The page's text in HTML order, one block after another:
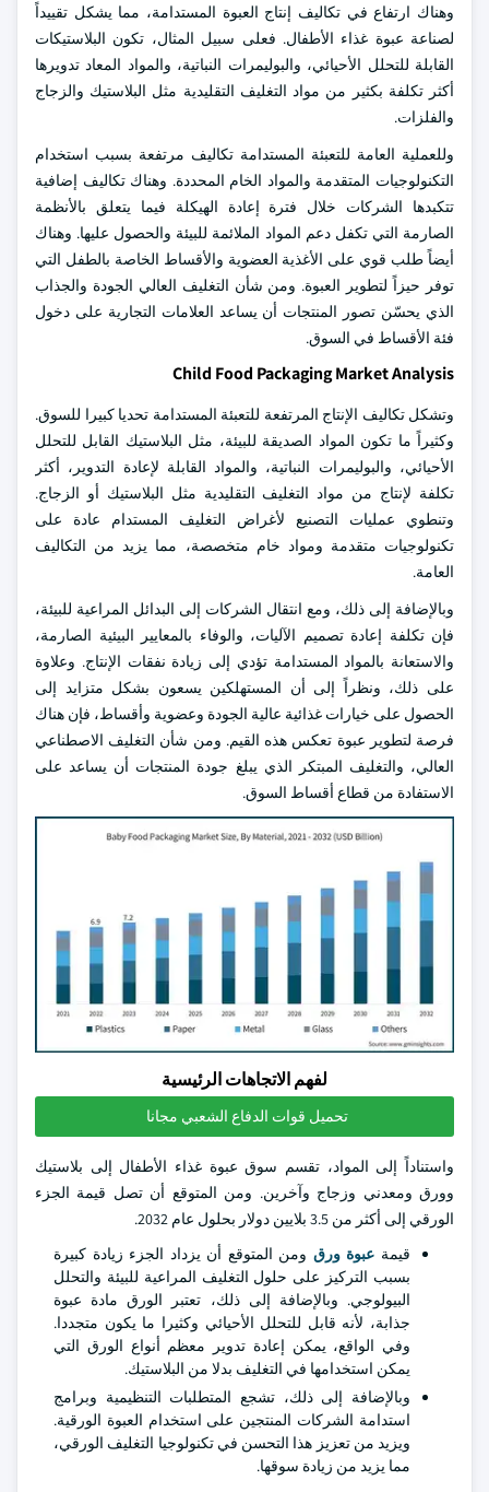
وهناك ارتفاع في تكاليف إنتاج العبوة المستدامة، مما يشكل تقييداً
لصناعة عبوة غذاء الأطفال. فعلى سبيل المثال، تكون البلاستيكات
القابلة للتحلل الأحيائي، والبوليمرات النباتية، والمواد المعاد تدويرها
أكثر تكلفة بكثير من مواد التغليف التقليدية مثل البلاستيك والزجاج
والفلزات.
وللعملية العامة للتعبئة المستدامة تكاليف مرتفعة بسبب استخدام
التكنولوجيات المتقدمة والمواد الخام المحددة. وهناك تكاليف إضافية
تتكبدها الشركات خلال فترة إعادة الهيكلة فيما يتعلق بالأنظمة
الصارمة التي تكفل دعم المواد الملائمة للبيئة والحصول عليها. وهناك
أيضاً طلب قوي على الأغذية العضوية والأقساط الخاصة بالطفل التي
توفر حيزاً لتطوير العبوة. ومن شأن التغليف العالي الجودة والجذاب
الذي يحسّن تصور المنتجات أن يساعد العلامات التجارية على دخول
فئة الأقساط في السوق.
Child Food Packaging Market Analysis
وتشكل تكاليف الإنتاج المرتفعة للتعبئة المستدامة تحديا كبيرا للسوق.
وكثيراً ما تكون المواد الصديقة للبيئة، مثل البلاستيك القابل للتحلل
الأحيائي، والبوليمرات النباتية، والمواد القابلة لإعادة التدوير، أكثر
تكلفة لإنتاج من مواد التغليف التقليدية مثل البلاستيك أو الزجاج.
وتنطوي عمليات التصنيع لأغراض التغليف المستدام عادة على
تكنولوجيات متقدمة ومواد خام متخصصة، مما يزيد من التكاليف
العامة.
وبالإضافة إلى ذلك، ومع انتقال الشركات إلى البدائل المراعية للبيئة،
فإن تكلفة إعادة تصميم الآليات، والوفاء بالمعايير البيئية الصارمة،
والاستعانة بالمواد المستدامة تؤدي إلى زيادة نفقات الإنتاج. وعلاوة
على ذلك، ونظراً إلى أن المستهلكين يسعون بشكل متزايد إلى
الحصول على خيارات غذائية عالية الجودة وعضوية وأقساط، فإن هناك
فرصة لتطوير عبوة تعكس هذه القيم. ومن شأن التغليف الاصطناعي
العالي، والتغليف المبتكر الذي يبلغ جودة المنتجات أن يساعد على
الاستفادة من قطاع أقساط السوق.
لفهم الاتجاهات الرئيسية
تحميل قوات الدفاع الشعبي مجانا
واستناداً إلى المواد، تقسم سوق عبوة غذاء الأطفال إلى بلاستيك
وورق ومعدني وزجاج وآخرين. ومن المتوقع أن تصل قيمة الجزء
الورقي إلى أكثر من 3.5 بلايين دولار بحلول عام 2032.
قيمة عبوة ورق ومن المتوقع أن يزداد الجزء زيادة كبيرة
بسبب التركيز على حلول التغليف المراعية للبيئة والتحلل
البيولوجي. وبالإضافة إلى ذلك، تعتبر الورق مادة عبوة
جذابة، لأنه قابل للتحلل الأحيائي وكثيرا ما يكون متجددا.
وفي الواقع، يمكن إعادة تدوير معظم أنواع الورق التي
يمكن استخدامها في التغليف بدلا من البلاستيك.
وبالإضافة إلى ذلك، تشجع المتطلبات التنظيمية وبرامج
استدامة الشركات المنتجين على استخدام العبوة الورقية.
ويزيد من تعزيز هذا التحسن في تكنولوجيا التغليف الورقي،
مما يزيد من زيادة سوقها.